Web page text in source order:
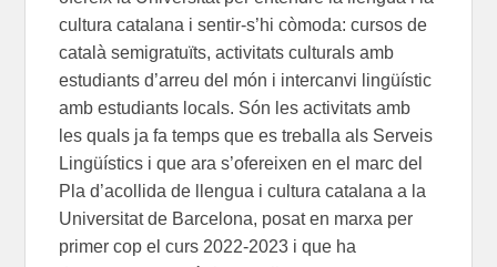
cultura catalana i sentir-s’hi còmoda: cursos de
català semigratuïts, activitats culturals amb
estudiants d’arreu del món i intercanvi lingüístic
amb estudiants locals. Són les activitats amb
les quals ja fa temps que es treballa als Serveis
Lingüístics i que ara s’ofereixen en el marc del
Pla d’acollida de llengua i cultura catalana a la
Universitat de Barcelona, posat en marxa per
primer cop el curs 2022-2023 i que ha